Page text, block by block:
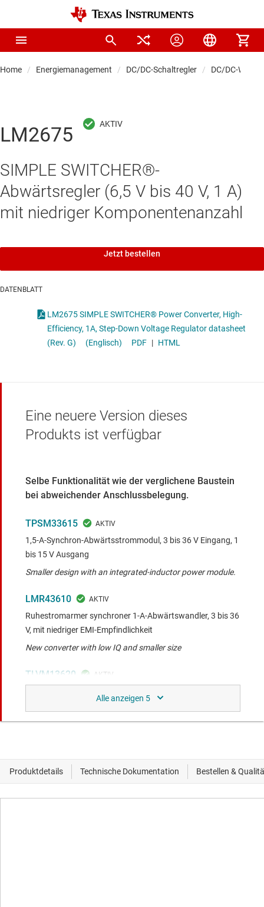
Home Energiemanagement DC/DC-Schaltregler DC/DC-
LM2675
SIMPLE SWITCHER®-
Abwärtsregler (6,5 V bis 40 V, 1 A)
mit niedriger Komponentenanzahl
Jetzt bestellen
DATENBLATT
LM2675 SIMPLE SWITCHER® Power Converter, High-
Efficiency, 1A, Step-Down Voltage Regulator datasheet
(Rev. G)
(Englisch) PDF | HTML
Eine neuere Version dieses
Produkts ist verfügbar
Selbe Funktionalität wie der verglichene Baustein
bei abweichender Anschlussbelegung.
TPSM33615
1,5-A-Synchron-Abwärtsstrommodul, 3 bis 36 V Eingang, 1
bis 15 V Ausgang
Smaller design with an integrated-inductor power module.
LMR43610
Ruhestromarmer synchroner 1-A-Abwärtswandler, 3 bis 36
V, mit niedriger EMI-Empfindlichkeit
New converter with low IQ and smaller size
TLVM13620
Ausgang, 2 A, Gehäuse 4 mm x 6 mm x 1,8 mm
Save board space, simplify design and speed time to
LMZM23601
DC/DC-Abwärts-Spannungsversorgungsmodul, 36 V, 1 A,